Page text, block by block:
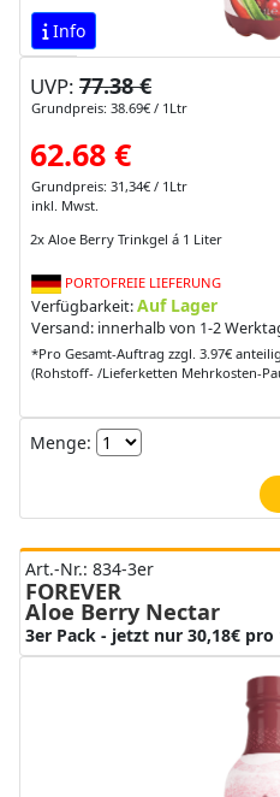
Info
UVP: 77.38 €
Grundpreis: 38.69€ / 1Ltr
62.68 €
Grundpreis: 31,34€ / 1Ltr
inkl. Mwst.
2x Aloe Berry Trinkgel á 1 Liter
PORTOFREIE LIEFERUNG
Verfügbarkeit:Auf Lager
Versand: innerhalb von 1-2
*Pro Gesamt-Auftrag zzgl. 3.97€
(Rohstoff- /Lieferketten Mehrkosten-
Menge:
Art.-Nr.: 834-3er
FOREVER
Aloe Berry Nectar
3er Pack - jetzt nur 30,18€ pro